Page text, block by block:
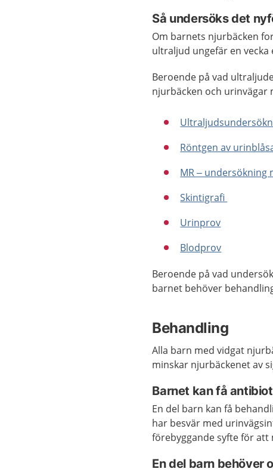
Så undersöks det
Om barnets njurbäcken
ultraljud ungefär en
Beroende på vad
njurbäcken och urinvägar
Röntgen av
MR – undersökning
Skintigrafi
Urinprov
Blodprov
Beroende på vad
barnet behöver
Behandling
Alla barn med vidgat
minskar njurbäckenet av
Barnet kan få
En del barn kan få
har besvär med
förebyggande syfte för att
En del barn behöver